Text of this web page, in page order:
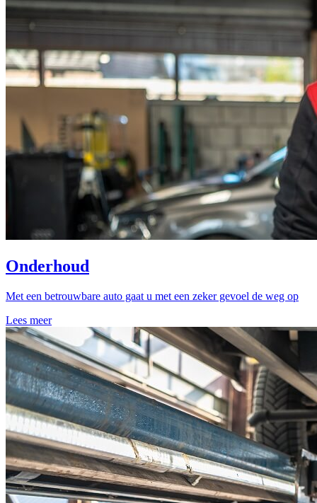
Onderhoud
Met een betrouwbare auto gaat u met een zeker gevoel de weg op
Lees meer